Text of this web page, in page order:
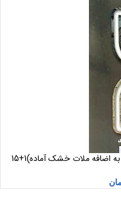
ملات خشک آماده)1+15